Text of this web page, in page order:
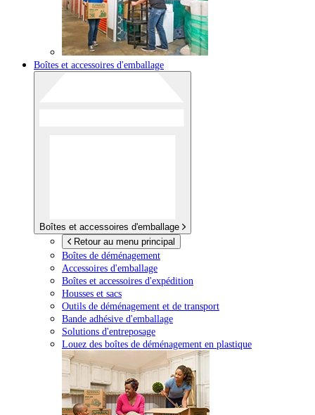
Boîtes et accessoires d'emballage
Boîtes et accessoires d'emballage
Retour au menu principal
Boîtes de déménagement
Accessoires d'emballage
Boîtes et accessoires d'expédition
Housses et sacs
Outils de déménagement et de transport
Bande adhésive d'emballage
Solutions d'entreposage
Louez des boîtes de déménagement en plastique